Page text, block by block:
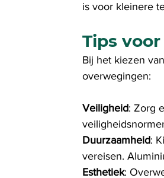
is voor kleinere
Tips
Bij het kiezen
overwegingen:
Veiligheid: Zorg
Duurzaamheid:
vereisen.
Esthetiek: